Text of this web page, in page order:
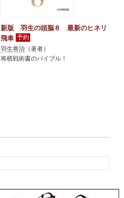
新版 羽生の頭脳８ 最新のヒネリ
飛車
羽生善治 （著者）
将棋戦術書のバイブル！